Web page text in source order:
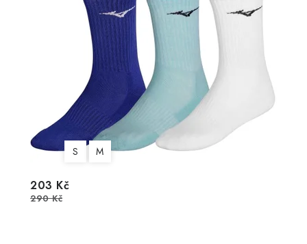
S M
203 Kč
290 Kč